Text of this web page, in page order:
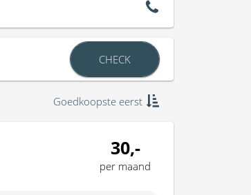
CHECK
Goedkoopste eerst
30,-
per maand